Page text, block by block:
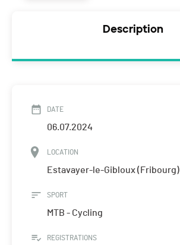
Description
DATE
06.07.2024
LOCATION
Estavayer-le-Gibloux (Fribourg)
SPORT
MTB - Cycling
REGISTRATIONS